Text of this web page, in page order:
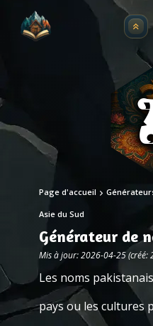
Page d'accueil
Asie du Sud
Générateur de
Mis à jour: 2026-04-25 (créé:
Les noms
pays ou les cultures